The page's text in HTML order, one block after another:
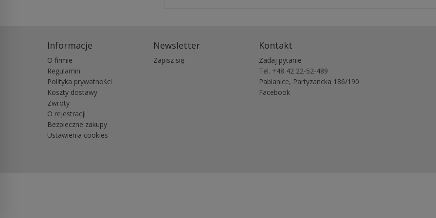
Informacje
O firmie
Regulamin
Polityka prywatności
Koszty dostawy
Zwroty
O rejestracji
Bezpieczne zakupy
Ustawienia cookies
Newsletter
Zapisz się
Kontakt
Zadaj pytanie
Tel. +48 42 22-52-489
Pabianice, Partyzancka 186/190
Facebook